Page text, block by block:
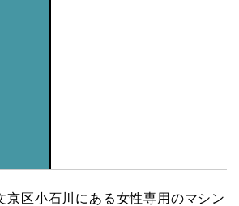
京区小石川にある女性専用のマシン